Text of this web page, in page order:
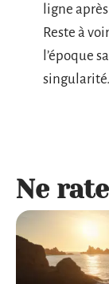
ligne
Reste à
l’époque
singularité.
Ne